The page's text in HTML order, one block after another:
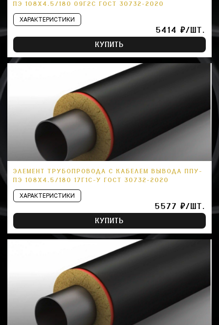
ПЭ 108Х4.5/180 09Г2С ГОСТ 30732-2020
ХАРАКТЕРИСТИКИ
5414 ₽/ШТ.
КУПИТЬ
ЭЛЕМЕНТ ТРУБОПРОВОДА С КАБЕЛЕМ ВЫВОДА ППУ-
ПЭ 108Х4.5/180 17Г1С-У ГОСТ 30732-2020
ХАРАКТЕРИСТИКИ
5577 ₽/ШТ.
КУПИТЬ